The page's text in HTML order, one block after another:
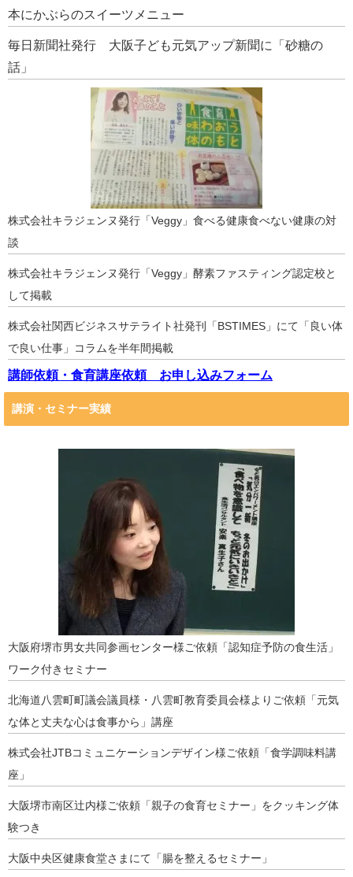
本にかぶらのスイーツメニュー
毎日新聞社発行 大阪子ども元気アップ新聞に「砂糖の
話」
株式会社キラジェンヌ発行「Veggy」食べる健康食べない健康の対
談
株式会社キラジェンヌ発行「Veggy」酵素ファスティング認定校と
して掲載
株式会社関西ビジネスサテライト社発刊「BSTIMES」にて「良い体
で良い仕事」コラムを半年間掲載
講師依頼・食育講座依頼 お申し込みフォーム
講演・セミナー実績
大阪府堺市男女共同参画センター様ご依頼「認知症予防の食生活」
ワーク付きセミナー
北海道八雲町町議会議員様・八雲町教育委員会様よりご依頼「元気
な体と丈夫な心は食事から」講座
株式会社JTBコミュニケーションデザイン様ご依頼「食学調味料講
座」
大阪堺市南区辻内様ご依頼「親子の食育セミナー」をクッキング体
験つき
大阪中央区健康食堂さまにて「腸を整えるセミナー」